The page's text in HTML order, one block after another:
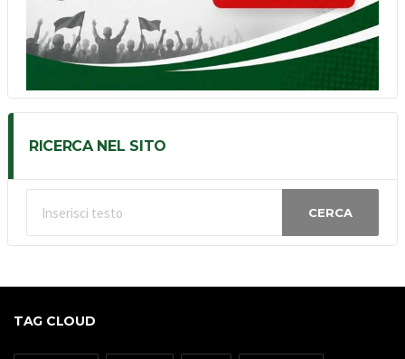
RICERCA NEL SITO
CERCA
TAG CLOUD